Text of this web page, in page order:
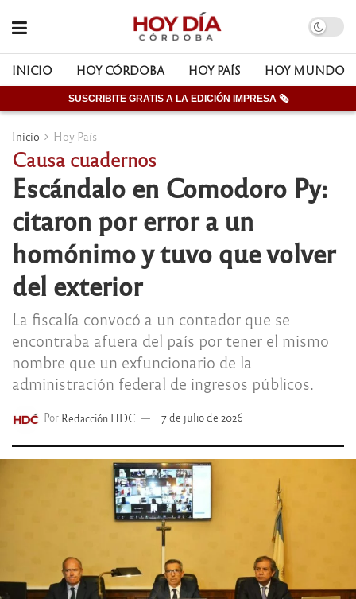
INICIO HOY CÓRDOBA HOY PAÍS HOY MUNDO
SUSCRIBITE GRATIS A LA EDICIÓN IMPRESA 🗞
Inicio Hoy País
Causa cuadernos
Escándalo en Comodoro Py:
citaron por error a un
homónimo y tuvo que volver
del exterior
La fiscalía convocó a un contador que se
encontraba afuera del país por tener el mismo
nombre que un exfuncionario de la
administración federal de ingresos públicos.
Por Redacción HDC 7 de julio de 2026